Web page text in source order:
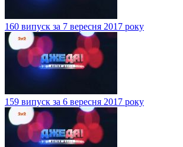
160 випуск за 7 вересня 2017 року
159 випуск за 6 вересня 2017 року